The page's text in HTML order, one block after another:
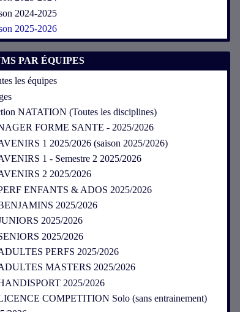
2024-2025
2025-2026
PAR ÉQUIPES
les équipes
NATATION (Toutes les disciplines)
FORME SANTE - 2025/2026
1 2025/2026 (saison 2025/2026)
1 - Semestre 2 2025/2026
2 2025/2026
ENFANTS & ADOS 2025/2026
2025/2026
2025/2026
2025/2026
PERFS 2025/2026
MASTERS 2025/2026
2025/2026
COMPETITION Solo (sans entrainement)